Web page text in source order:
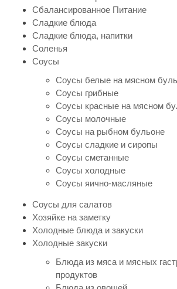
Сбалансированное Питание
Сладкие блюда
Сладкие блюда, напитки
Соленья
Соусы
Соусы белые на мясном
Соусы грибные
Соусы красные на мясном
Соусы молочные
Соусы на рыбном бульоне
Соусы сладкие и сиропы
Соусы сметанные
Соусы холодные
Соусы яично-масляные
Соусы для салатов
Хозяйке на заметку
Холодные блюда и закуски
Холодные закуски
Блюда из мяса и мясных
продуктов